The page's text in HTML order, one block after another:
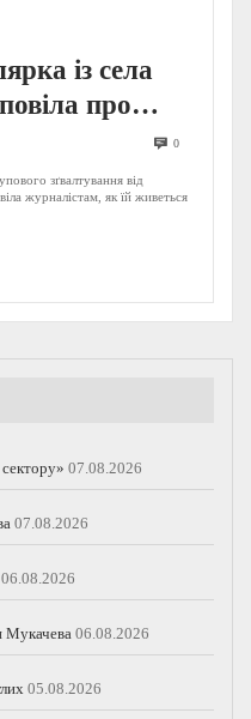
із села
про
0
зґвалтування від
журналістам, як їй живеться
07.08.2026
07.08.2026
06.08.2026
Мукачева 06.08.2026
05.08.2026